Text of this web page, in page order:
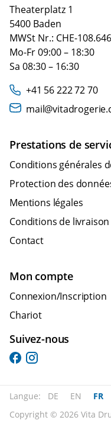
Theaterplatz 1
5400 Baden
MWSt Nr.: CHE-
Mo-Fr 09:00 – 18:30
Sa 08:30 – 16:30
+41 56 222 72 70
Prestations de
Conditions générales
Protection des
Mentions légales
Conditions de livraison
Contact
Mon compte
Connexion/Inscription
Chariot
Suivez-nous
Copyright © 2026 Vita
Langue: DE EN FR